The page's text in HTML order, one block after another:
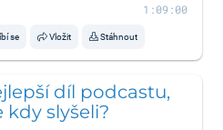
1:09:00
se Vložit Stáhnout
díl podcastu,
kdy slyšeli?